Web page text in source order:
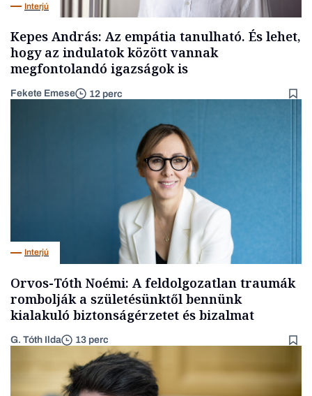
Interjú
Kepes András: Az empátia tanulható. És lehet,
hogy az indulatok között vannak
megfontolandó igazságok is
Fekete Emese 12 perc
Interjú
Orvos-Tóth Noémi: A feldolgozatlan traumák
rombolják a születésünktől bennünk
kialakuló biztonságérzetet és bizalmat
G. Tóth Ilda 13 perc